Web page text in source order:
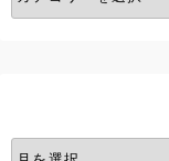
テ
ア